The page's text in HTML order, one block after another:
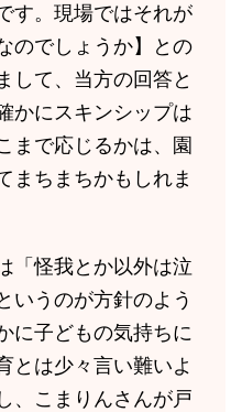
す。現場ではそれが
のでしょうか】との
して、当方の回答と
かにスキンシップは
まで応じるかは、園
まちまちかもしれま
「怪我とか以外は泣
いうのが方針のよう
に子どもの気持ちに
とは少々言い難いよ
、こまりんさんが戸